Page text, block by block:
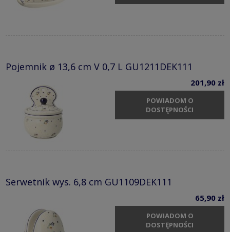
Pojemnik ø 13,6 cm V 0,7 L GU1211DEK111
201,90 zł
POWIADOM O
DOSTĘPNOŚCI
Serwetnik wys. 6,8 cm GU1109DEK111
65,90 zł
POWIADOM O
DOSTĘPNOŚCI